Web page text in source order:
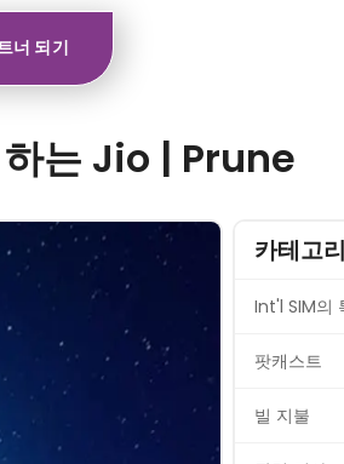
너 되기
하는 Jio | Prune
카테고리
Int'l SIM의
팟캐스트
빌 지불